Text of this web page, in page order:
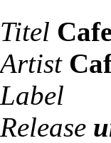
Titel
Artist
Label
Release